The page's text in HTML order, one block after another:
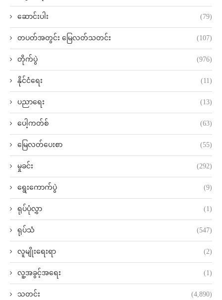
ဆောင်းပါး (79)
တပတ်အတွင်း မြေလတ်သတင်း (107)
တိုက်ပွဲ (976)
နိုင်ငံရေး (11)
ပညာရေး (13)
ပေါ့ကတ်စ် (63)
မြေလတ်ပေးစာ (55)
မှုခင်း (292)
ရွေးကောက်ပွဲ (9)
ရုပ်ပုံလွှာ (1)
ရုပ်သံ (547)
လူမျိုးရေးရာ (2)
လူ့အခွင့်အရေး (1)
သတင်း (4,890)